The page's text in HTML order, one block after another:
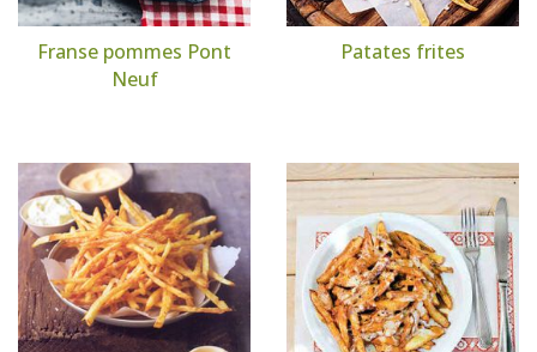
Franse pommes Pont
Neuf
Patates frites